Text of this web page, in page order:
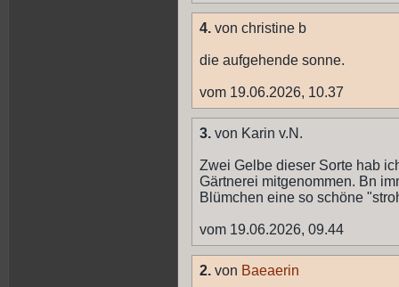
4. von christine b
die aufgehende sonne.
vom 19.06.2026, 10.37
3. von Karin v.N.
Zwei Gelbe dieser Sorte hab
Gärtnerei mitgenommen. Bn
Blümchen eine so schöne
vom 19.06.2026, 09.44
2. von Baeaerin